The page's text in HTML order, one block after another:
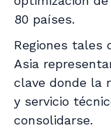
80 países.
Regiones tales
Asia
clave donde la
y servicio
consolidarse.